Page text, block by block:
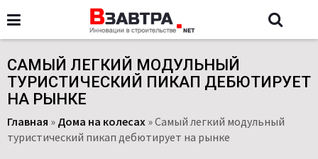
САМЫЙ ЛЕГКИЙ МОДУЛЬНЫЙ
ТУРИСТИЧЕСКИЙ ПИКАП ДЕБЮТИРУЕТ
НА РЫНКЕ
Главная » Дома на колесах »Самый легкий модульный
туристический пикап дебютирует на рынке